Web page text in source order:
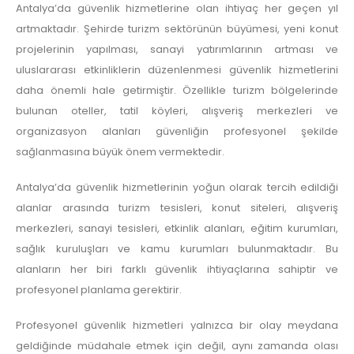
Antalya’da güvenlik hizmetlerine olan ihtiyaç her geçen yıl
artmaktadır. Şehirde turizm sektörünün büyümesi, yeni konut
projelerinin yapılması, sanayi yatırımlarının artması ve
uluslararası etkinliklerin düzenlenmesi güvenlik hizmetlerini
daha önemli hale getirmiştir. Özellikle turizm bölgelerinde
bulunan oteller, tatil köyleri, alışveriş merkezleri ve
organizasyon alanları güvenliğin profesyonel şekilde
sağlanmasına büyük önem vermektedir.
Antalya’da güvenlik hizmetlerinin yoğun olarak tercih edildiği
alanlar arasında turizm tesisleri, konut siteleri, alışveriş
merkezleri, sanayi tesisleri, etkinlik alanları, eğitim kurumları,
sağlık kuruluşları ve kamu kurumları bulunmaktadır. Bu
alanların her biri farklı güvenlik ihtiyaçlarına sahiptir ve
profesyonel planlama gerektirir.
Profesyonel güvenlik hizmetleri yalnızca bir olay meydana
geldiğinde müdahale etmek için değil, aynı zamanda olası